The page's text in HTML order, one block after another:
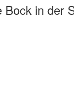
Bock in der